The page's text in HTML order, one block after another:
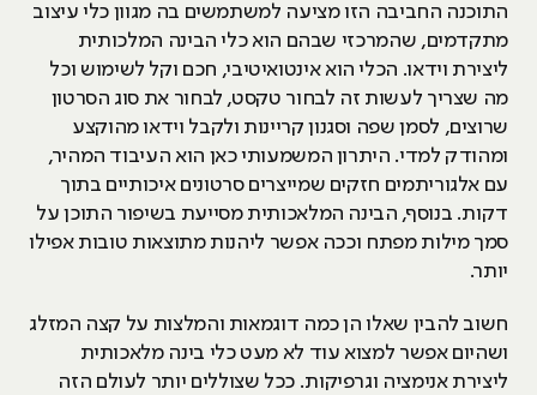
התוכנה החביבה הזו מציעה למשתמשים בה מגוון כלי עיצוב
מתקדמים, שהמרכזי שבהם הוא כלי הבינה המלכותית
ליצירת וידאו. הכלי הוא אינטואיטיבי, חכם וקל לשימוש וכל
מה שצריך לעשות זה לבחור טקסט, לבחור את סוג הסרטון
שרוצים, לסמן שפה וסגנון קריינות ולקבל וידאו מהוקצע
ומהודק למדי. היתרון המשמעותי כאן הוא העיבוד המהיר,
עם אלגוריתמים חזקים שמייצרים סרטונים איכותיים בתוך
דקות. בנוסף, הבינה המלאכותית מסייעת בשיפור התוכן על
סמך מילות מפתח וככה אפשר ליהנות מתוצאות טובות אפילו
יותר.
חשוב להבין שאלו הן כמה דוגמאות והמלצות על קצה המזלג
ושהיום אפשר למצוא עוד לא מעט כלי בינה מלאכותית
ליצירת אנימציה וגרפיקות. ככל שצוללים יותר לעולם הזה